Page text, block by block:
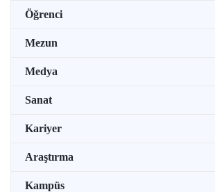
Öğrenci
Mezun
Medya
Sanat
Kariyer
Araştırma
Kampüs